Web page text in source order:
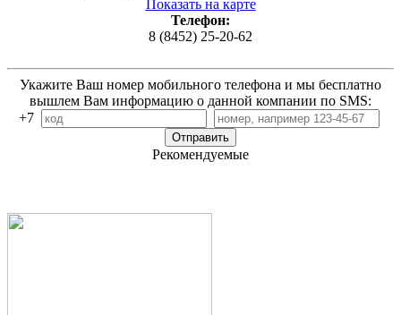
Показать на карте
Телефон:
8 (8452) 25-20-62
Укажите Ваш номер мобильного телефона и мы бесплатно
вышлем Вам информацию о данной компании по SMS:
+7
Рекомендуемые